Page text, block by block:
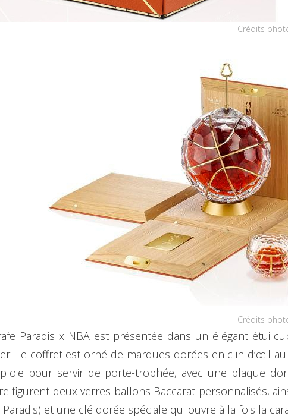
Crédits
Crédits
Paradis x NBA est présentée dans un élégant étui
Le coffret est orné de marques dorées en clin d’œil
pour servir de porte-trophée, avec une plaque
figurent deux verres ballons Baccarat personnalisés,
Paradis) et une clé dorée spéciale qui ouvre à la fois la